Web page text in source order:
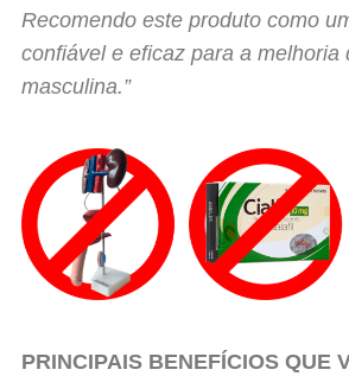
Recomendo este produto como
confiável e eficaz para a melhoria
masculina.”
PRINCIPAIS BENEFÍCIOS QUE